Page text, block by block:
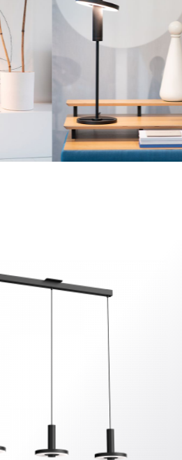
consultez la page des questions